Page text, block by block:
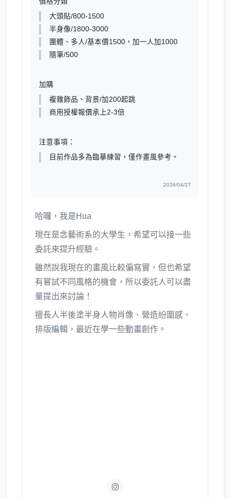
大頭貼/800-1500
半身像/1800-3000
團體、多人/基本價1500，加一人加1000
隨筆/500
加購
複雜飾品、背景/加200起跳
商用授權報價承上2-3倍
注意事項：
目前作品多為臨摹練習，僅作畫風參考。
2026/04/27
哈囉，我是Hua
現在是念藝術系的大學生，希望可以接一些
委託來提升經驗。
雖然說我現在的畫風比較偏寫實，但也希望
有嘗試不同風格的機會，所以委託人可以盡
量提出來討論！
擅長人半後塗半身人物肖像、營造紛圍感、
排版編輯，最近在學一些動畫創作。